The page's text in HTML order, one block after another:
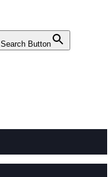
Search Button